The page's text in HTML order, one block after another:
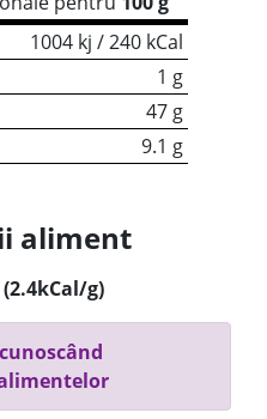
1004 kj / 240 kCal
1 g
47 g
9.1 g
aliment
g)